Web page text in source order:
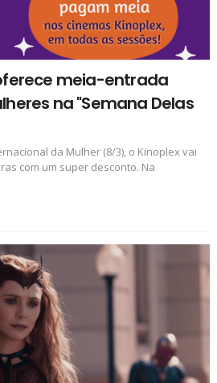
meia-entrada
na "Semana Delas
da Mulher (8/3), o Kinoplex vai
com um super desconto. Na